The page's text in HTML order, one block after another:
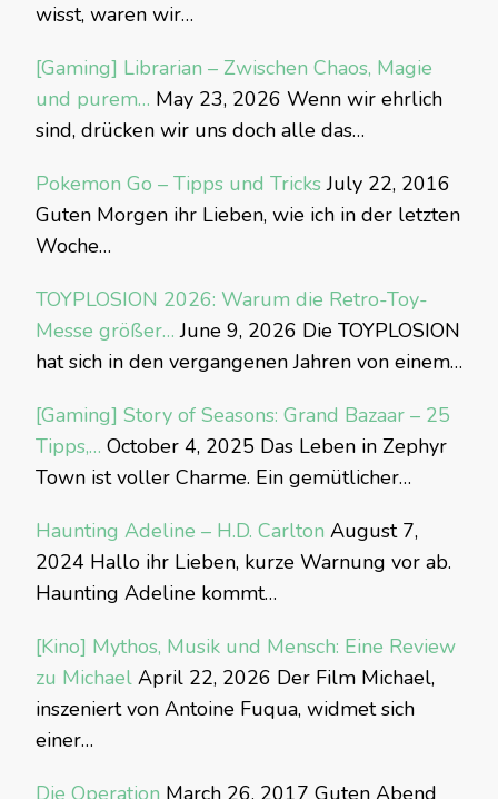
wisst, waren wir…
[Gaming] Librarian – Zwischen Chaos, Magie
und purem… May 23, 2026 Wenn wir ehrlich
sind, drücken wir uns doch alle das…
Pokemon Go – Tipps und Tricks July 22, 2016
Guten Morgen ihr Lieben, wie ich in der letzten
Woche…
TOYPLOSION 2026: Warum die Retro-Toy-
Messe größer… June 9, 2026 Die TOYPLOSION
hat sich in den vergangenen Jahren von einem…
[Gaming] Story of Seasons: Grand Bazaar – 25
Tipps,… October 4, 2025 Das Leben in Zephyr
Town ist voller Charme. Ein gemütlicher…
Haunting Adeline – H.D. Carlton August 7,
2024 Hallo ihr Lieben, kurze Warnung vor ab.
Haunting Adeline kommt…
[Kino] Mythos, Musik und Mensch: Eine Review
zu Michael April 22, 2026 Der Film Michael,
inszeniert von Antoine Fuqua, widmet sich
einer…
Die Operation March 26, 2017 Guten Abend